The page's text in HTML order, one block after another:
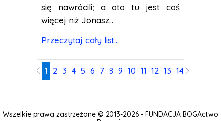
się nawrócili; a oto tu jest coś
więcej niż Jonasz...
Przeczytaj cały list...
1 2 3 4 5 6 7 8 9 10 11 12 13 14 15
Wszelkie prawa zastrzeżone © 2013-2026 - FUNDACJA BOGActwo